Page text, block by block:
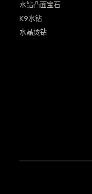
水钻凸面宝石
K9水钻
水晶烫钻